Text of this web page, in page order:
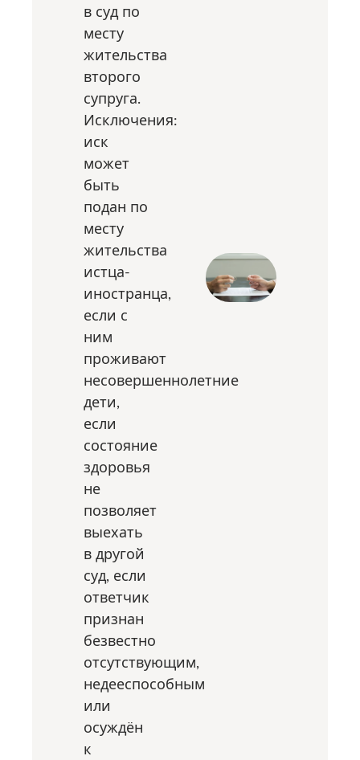
в суд по
месту
жительства
второго
супруга.
Исключения:
иск
может
быть
подан по
месту
жительства
истца-
иностранца,
если с
ним
проживают
несовершеннолетние
дети,
если
состояние
здоровья
не
позволяет
выехать
в другой
суд, если
ответчик
признан
безвестно
отсутствующим,
недееспособным
или
осуждён
к